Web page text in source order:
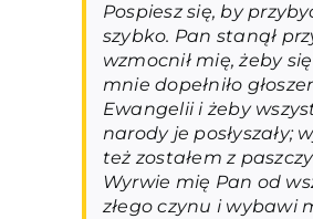
Pospiesz się, by
szybko. Pan stanął
wzmocnił mię, żeby
mnie dopełniło
Ewangelii i żeby
narody je posłyszały;
też zostałem z
Wyrwie mię Pan od
złego czynu i wybawi